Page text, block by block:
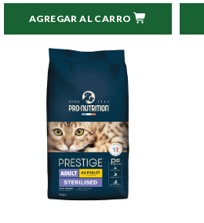
AGREGAR AL CARRO